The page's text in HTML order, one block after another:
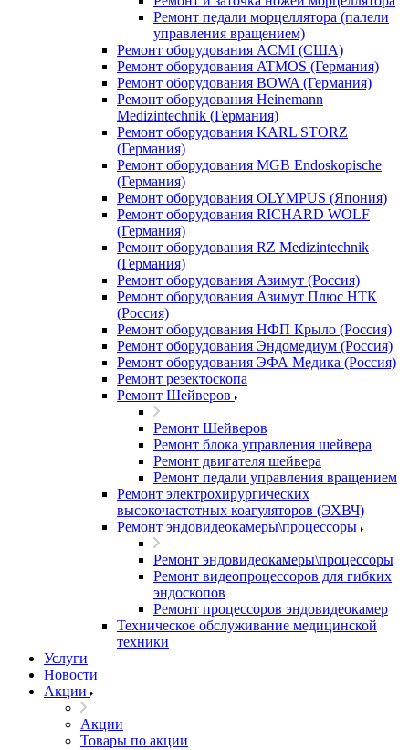
Ремонт педали морцеллятора (палели
управления вращением)
Ремонт оборудования ACMI (США)
Ремонт оборудования ATMOS (Германия)
Ремонт оборудования BOWA (Германия)
Ремонт оборудования Heinemann
Medizintechnik (Германия)
Ремонт оборудования KARL STORZ
(Германия)
Ремонт оборудования MGB Endoskopische
(Германия)
Ремонт оборудования OLYMPUS (Япония)
Ремонт оборудования RICHARD WOLF
(Германия)
Ремонт оборудования RZ Medizintechnik
(Германия)
Ремонт оборудования Азимут (Россия)
Ремонт оборудования Азимут Плюс НТК
(Россия)
Ремонт оборудования НФП Крыло (Россия)
Ремонт оборудования Эндомедиум (Россия)
Ремонт оборудования ЭФА Медика (Россия)
Ремонт резектоскопа
Ремонт Шейверов
Ремонт Шейверов
Ремонт блока управления шейвера
Ремонт двигателя шейвера
Ремонт педали управления вращением
Ремонт электрохирургических
высокочастотных коагуляторов (ЭХВЧ)
Ремонт эндовидеокамеры\процессоры
Ремонт эндовидеокамеры\процессоры
Ремонт видеопроцессоров для гибких
эндоскопов
Ремонт процессоров эндовидеокамер
Техническое обслуживание медицинской
техники
Услуги
Новости
Акции
Акции
Товары по акции